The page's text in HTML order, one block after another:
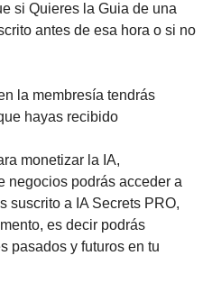
si Quieres la Guia de una
antes de esa hora o si no
la membresía tendrás
hayas recibido
monetizar la IA,
negocios podrás acceder a
suscrito a IA Secrets PRO,
es decir podrás
pasados y futuros en tu